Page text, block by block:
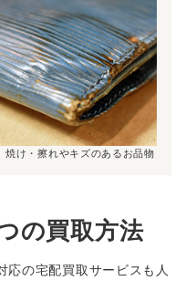
焼け・擦れやキズのあるお品物
の買取方法
応の宅配買取サービスも人